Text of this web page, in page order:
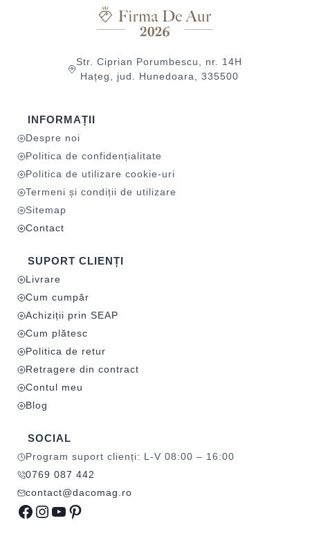
Str. Ciprian Porumbescu, nr. 14H
Hațeg, jud. Hunedoara, 335500
INFORMAȚII
Despre noi
Politica de confidențialitate
Politica de utilizare cookie-uri
Termeni și condiții de utilizare
Sitemap
Contact
SUPORT CLIENȚI
Livrare
Cum cumpăr
Achiziții prin SEAP
Cum plătesc
Politica de retur
Retragere din contract
Contul meu
Blog
SOCIAL
Program suport clienți: L-V 08:00 – 16:00
0769 087 442
contact@dacomag.ro
Facebook
Instagram
YouTube
Pinterest